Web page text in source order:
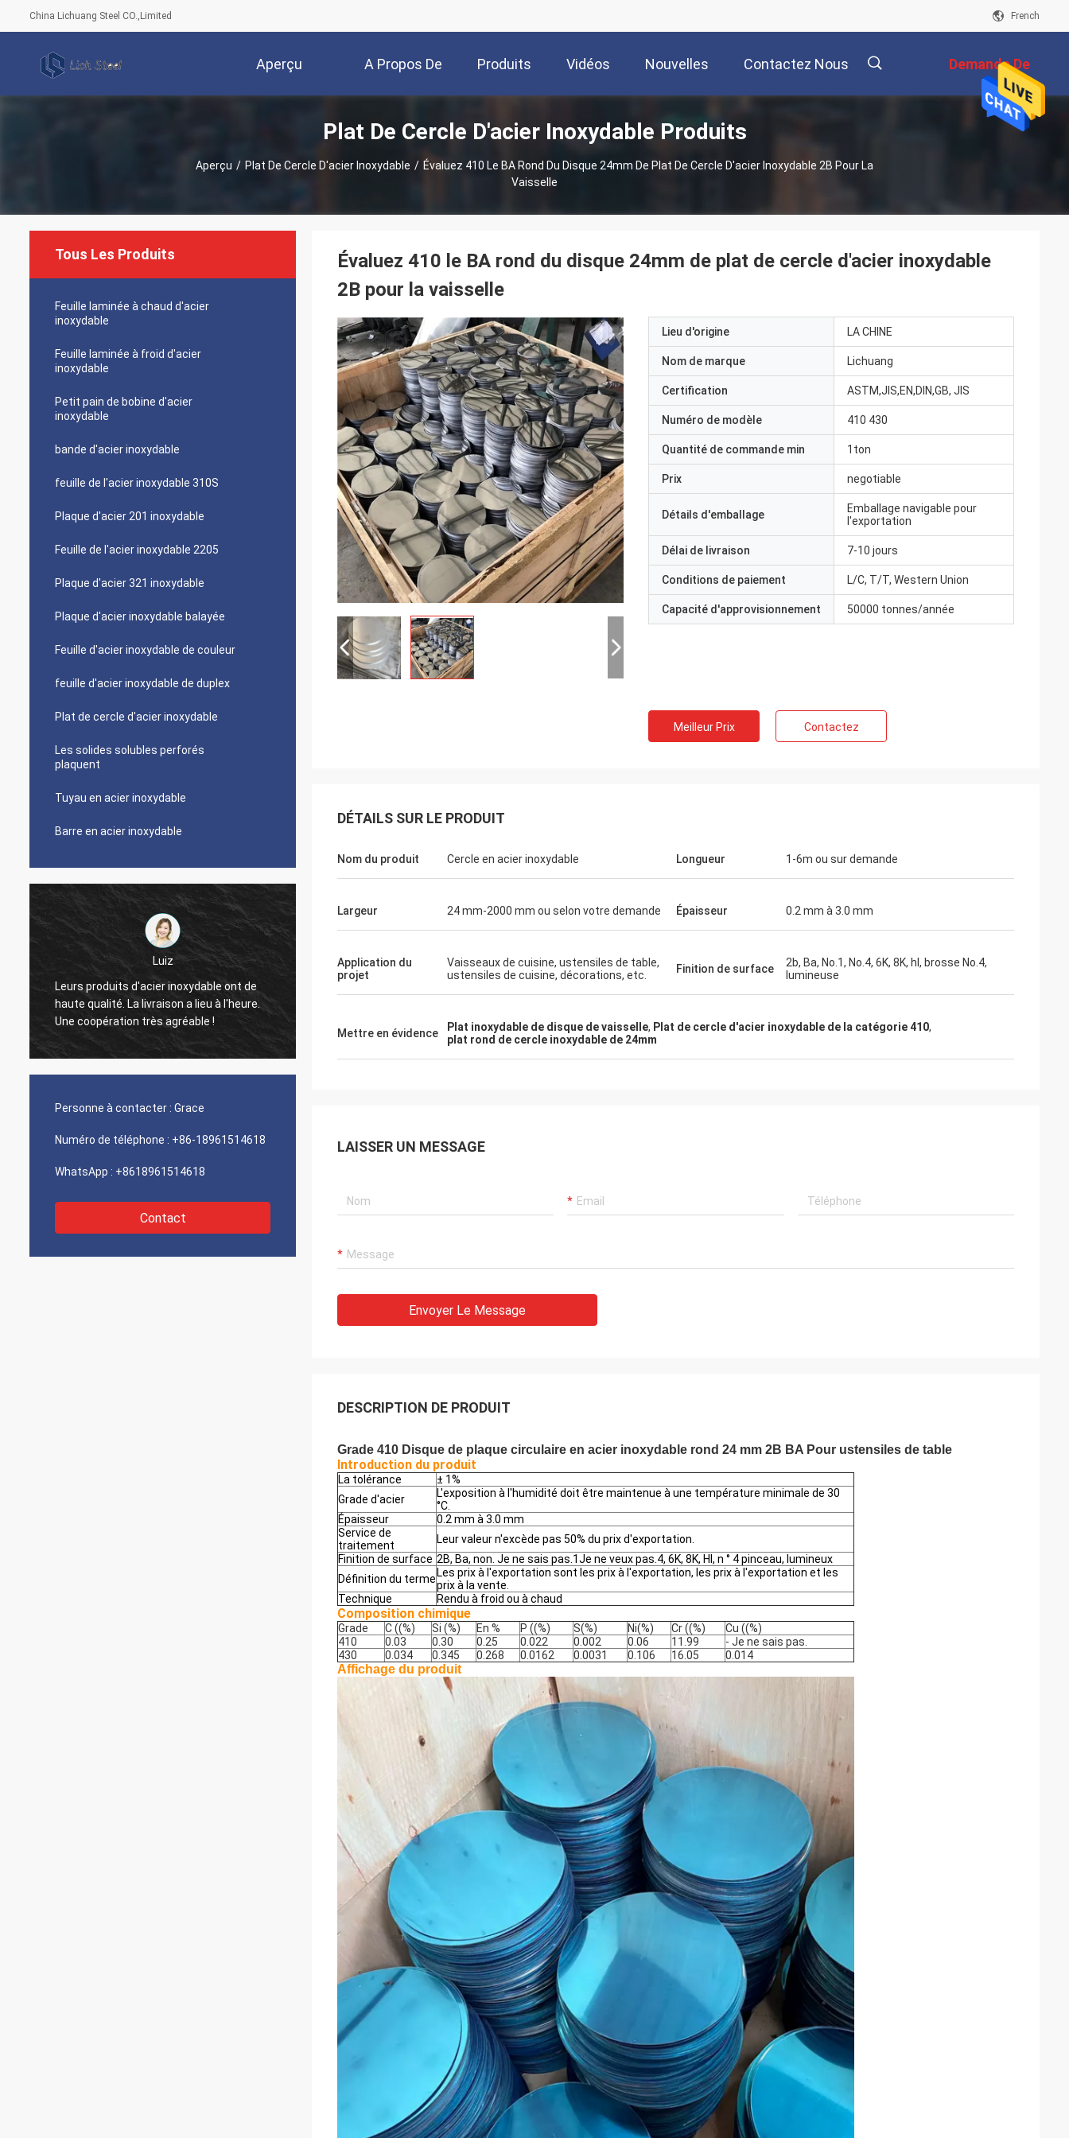
China Lichuang Steel CO.,Limited French
Aperçu A Propos De
Nous
Produits Vidéos Nouvelles Contactez Nous Demande De
Soumission
Plat De Cercle D'acier Inoxydable Produits
Aperçu / Plat De Cercle D'acier Inoxydable / Évaluez 410 Le BA Rond Du Disque 24mm De Plat De Cercle D'acier Inoxydable 2B Pour La
Vaisselle
Tous Les Produits
Feuille laminée à chaud d'acier
inoxydable
Feuille laminée à froid d'acier
inoxydable
Petit pain de bobine d'acier
inoxydable
bande d'acier inoxydable
feuille de l'acier inoxydable 310S
Plaque d'acier 201 inoxydable
Feuille de l'acier inoxydable 2205
Plaque d'acier 321 inoxydable
Plaque d'acier inoxydable balayée
Feuille d'acier inoxydable de couleur
feuille d'acier inoxydable de duplex
Plat de cercle d'acier inoxydable
Les solides solubles perforés
plaquent
Tuyau en acier inoxydable
Barre en acier inoxydable
inoxydable ont de
a lieu à l'heure.
agréable !
Votre qualité de société est vraiment
bonne, jusqu'maintenant à moi ont
rencontré zéro taux défectueux. Si tout
va bien vous garderez cette bonne
condition ! Merci.
Quand vous choisissez vos associés,
vous augmentez la probabilité du succès.
Hengchengtai.
Personne à contacter : Grace
Numéro de téléphone : +86-18961514618
WhatsApp : +8618961514618
Contact
Évaluez 410 le BA rond du disque 24mm de plat de cercle d'acier inoxydable
2B pour la vaisselle
Lieu d'origine LA CHINE
Nom de marque Lichuang
Certification ASTM,JIS,EN,DIN,GB, JIS
Numéro de modèle 410 430
Quantité de commande min 1ton
Prix negotiable
Détails d'emballage
Emballage navigable pour
l'exportation
Délai de livraison 7-10 jours
Conditions de paiement L/C, T/T, Western Union
Capacité d'approvisionnement 50000 tonnes/année
Meilleur Prix Contactez
DÉTAILS SUR LE PRODUIT
Nom du produit Cercle en acier inoxydable Longueur 1-6m ou sur demande
Largeur 24 mm-2000 mm ou selon votre demande Épaisseur 0.2 mm à 3.0 mm
Application du
projet
Vaisseaux de cuisine, ustensiles de table,
ustensiles de cuisine, décorations, etc.
Finition de surface
2b, Ba, No.1, No.4, 6K, 8K, hl, brosse No.4,
lumineuse
Mettre en évidence Plat inoxydable de disque de vaisselle, Plat de cercle d'acier inoxydable de la catégorie 410,
plat rond de cercle inoxydable de 24mm
LAISSER UN MESSAGE
Envoyer Le Message
DESCRIPTION DE PRODUIT
Grade 410 Disque de plaque circulaire en acier inoxydable rond 24 mm 2B BA Pour ustensiles de table
Introduction du produit
La tolérance
± 1%
Grade d'acier
L'exposition à l'humidité doit être maintenue à une température minimale de 30
°C.
Épaisseur
0.2 mm à 3.0 mm
Service de
traitement
Leur valeur n'excède pas 50% du prix d'exportation.
Finition de surface 2B, Ba, non. Je ne sais pas.1Je ne veux pas.4, 6K, 8K, Hl, n ° 4 pinceau, lumineux
Définition du terme Les prix à l'exportation sont les prix à l'exportation, les prix à l'exportation et les
prix à la vente.
Technique
Rendu à froid ou à chaud
Composition chimique
Grade C ((%) Si (%) En % P ((%) S(%) Ni(%) Cr ((%)
Cu ((%)
410
0.03 0.30 0.25 0.022 0.002 0.06 11.99
- Je ne sais pas.
430
0.034 0.345 0.268 0.0162 0.0031 0.106 16.05 0.014
Affichage du produit